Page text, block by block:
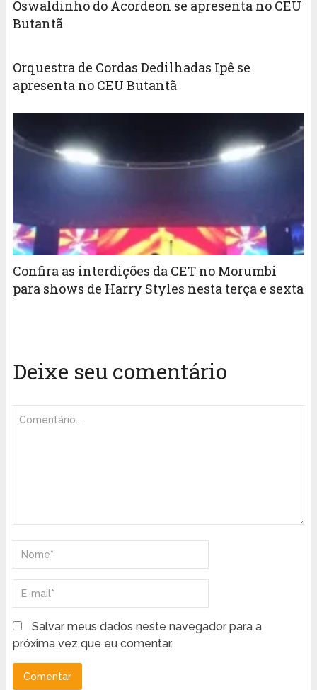
Oswaldinho do Acordeon se apresenta no CEU
Butantã
Orquestra de Cordas Dedilhadas Ipê se
apresenta no CEU Butantã
Confira as interdições da CET no Morumbi
para shows de Harry Styles nesta terça e sexta
Deixe seu comentário
Salvar meus dados neste navegador para a
próxima vez que eu comentar.